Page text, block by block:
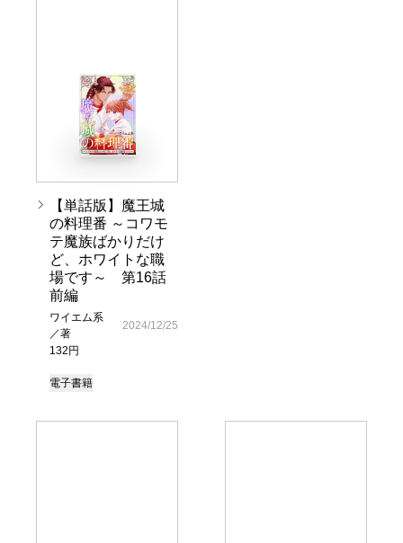
【単話版】魔王城
の料理番 ～コワモ
テ魔族ばかりだけ
ど、ホワイトな職
場です～ 第16話
前編
ワイエム系
／著
132円
2024/12/25
電子書籍